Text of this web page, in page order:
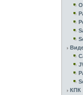
КПК